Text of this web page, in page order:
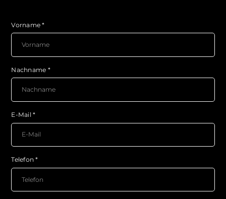
Vorname*
Nachname *
E-Mail*
Telefon*